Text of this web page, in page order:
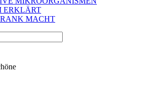
ERKLÄRT
MACHT